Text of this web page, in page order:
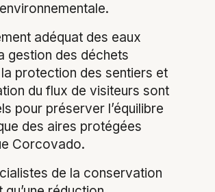
adéquat des eaux
gestion des déchets
protection des sentiers et
du flux de visiteurs sont
pour préserver l’équilibre
des aires protégées
Corcovado.
de la conservation